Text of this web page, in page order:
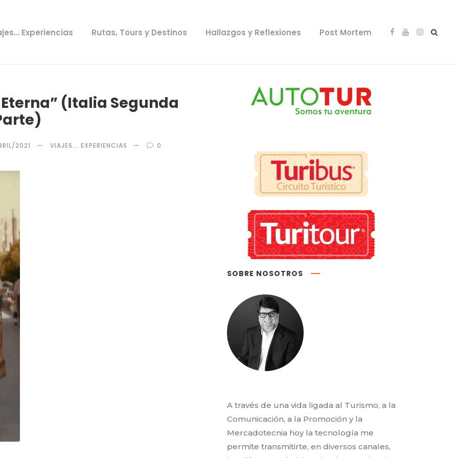
Experiencias Rutas, Tours y Destinos Hallazgos y Reflexiones Post Mortem
(Italia Segunda
2021 VIAJES... EXPERIENCIAS 0
SOBRE NOSOTROS
A través de una vida ligada al Turismo, a la
Comunicación, a la Promoción y la
Mercadotecnia hoy la tecnología me
permite transmitirte, en diversos canales,